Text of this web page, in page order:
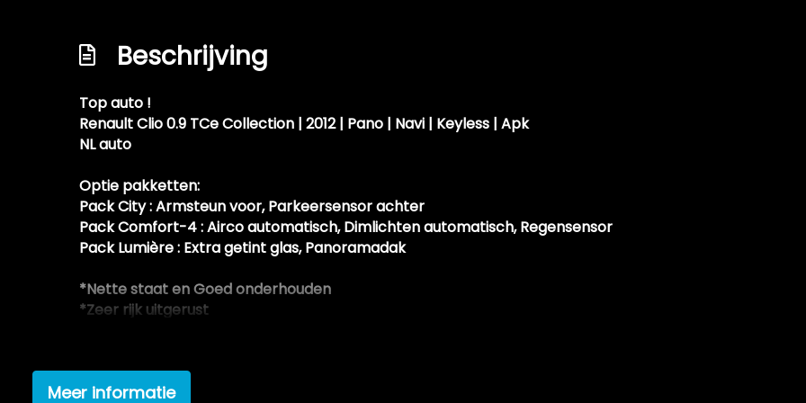
Lm velgen 16"
Nl auto !
Parkeersensoren achter (pdc)
Schadevrij / roestvrij
Sportinterieur
Velgen hebben wat stoeprandschades helaas, optioneel te herstellen.
Beschrijving
Top auto !
Renault Clio 0.9 TCe Collection | 2012 | Pano | Navi | Keyless | Apk
NL auto
Optie pakketten:
Pack City : Armsteun voor, Parkeersensor achter
Pack Comfort-4 : Airco automatisch, Dimlichten automatisch, Regensensor
Pack Lumière : Extra getint glas, Panoramadak
*Nette staat en Goed onderhouden
*Zeer rijk uitgerust
*Geen afleverkosten
Meer informatie